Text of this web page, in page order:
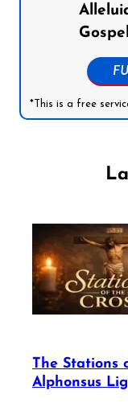
*This is a free
The Stations
Alphonsus